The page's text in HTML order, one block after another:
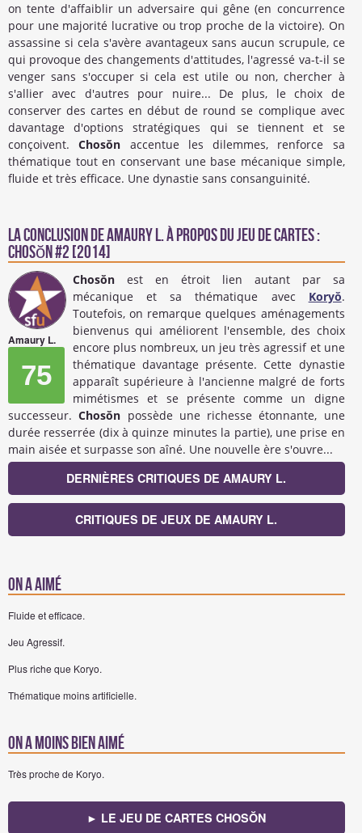
on tente d'affaiblir un adversaire qui gêne (en concurrence
pour une majorité lucrative ou trop proche de la victoire). On
assassine si cela s'avère avantageux sans aucun scrupule, ce
qui provoque des changements d'attitudes, l'agressé va-t-il se
venger sans s'occuper si cela est utile ou non, chercher à
s'allier avec d'autres pour nuire... De plus, le choix de
conserver des cartes en début de round se complique avec
davantage d'options stratégiques qui se tiennent et se
conçoivent.Chosŏn accentue les dilemmes, renforce sa
thématique tout en conservant une base mécanique simple,
fluide et très efficace. Une dynastie sans consanguinité.
La conclusion deAmaury L.à propos du Jeu de cartes :
Chosŏn #2 [2014]
Amaury L.
75
Chosŏn est en étroit lien autant par sa
mécanique et sa thématique avec Koryŏ.
Toutefois, on remarque quelques aménagements
bienvenus qui améliorent l'ensemble, des choix
encore plus nombreux, un jeu très agressif et une
thématique davantage présente. Cette dynastie
apparaît supérieure à l'ancienne malgré de forts
mimétismes et se présente comme un digne
successeur.Chosŏn possède une richesse étonnante, une
durée resserrée (dix à quinze minutes la partie), une prise en
main aisée et surpasse son aîné. Une nouvelle ère s'ouvre...
DERNIÈRES CRITIQUES DE AMAURY L.
CRITIQUES DE JEUX DE AMAURY L.
On a aimé
Fluide et efficace.
Jeu Agressif.
Plus riche que Koryo.
Thématique moins artificielle.
On a moins bien aimé
Très proche de Koryo.
► LE JEU DE CARTES CHOSŎN